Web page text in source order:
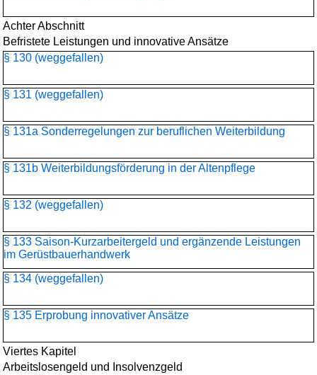
Achter Abschnitt
Befristete Leistungen und innovative Ansätze
§ 130 (weggefallen)
§ 131 (weggefallen)
§ 131a Sonderregelungen zur beruflichen Weiterbildung
§ 131b Weiterbildungsförderung in der Altenpflege
§ 132 (weggefallen)
§ 133 Saison-Kurzarbeitergeld und ergänzende Leistungen
im Gerüstbauerhandwerk
§ 134 (weggefallen)
§ 135 Erprobung innovativer Ansätze
Viertes Kapitel
Arbeitslosengeld und Insolvenzgeld